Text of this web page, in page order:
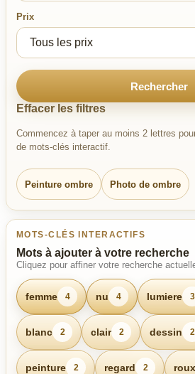
Prix
Rechercher
Effacer les filtres
Commencez à taper au moins 2 lettres
de mots-clés interactif.
Peinture ombre Photo de ombre
MOTS-CLÉS INTERACTIFS
Mots à ajouter à votre recherche
Cliquez pour affiner votre recherche
femme 4 nu 4 lumiere 3
blanc 2 clair 2 dessin 2
peinture 2 regard 2 roux